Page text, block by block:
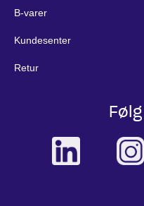
B-varer
Kundesenter
Retur